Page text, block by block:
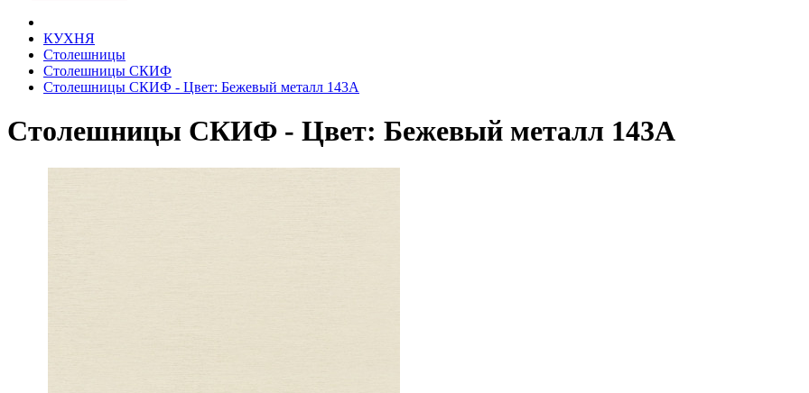
КУХНЯ
Столешницы
Столешницы СКИФ
Столешницы СКИФ - Цвет: Бежевый металл 143А
Столешницы СКИФ - Цвет: Бежевый металл 143А